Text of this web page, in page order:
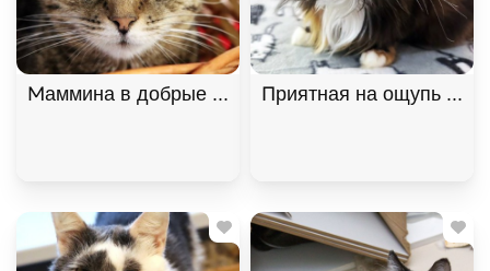
Маммина в добрые руки, Полосатый,
Приятная на ощупь